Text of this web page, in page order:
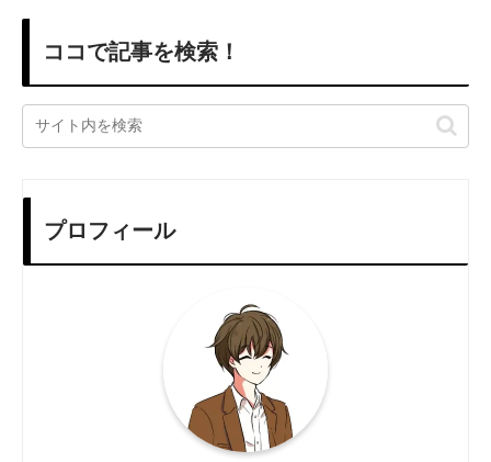
ココで記事を検索！
プロフィール